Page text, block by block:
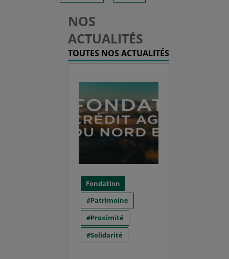
NOS
ACTUALITÉS
TOUTES NOS ACTUALITÉS
Fondation
Patrimoine
Proximité
Solidarité